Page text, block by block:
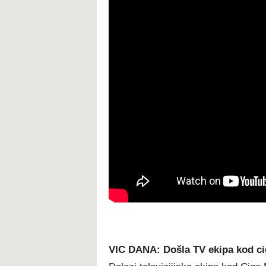
VIC DANA: Došla TV ekipa kod